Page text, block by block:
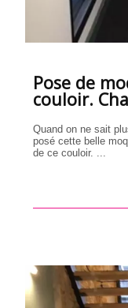
Pose de
couloir.
Quand on ne sait
posé cette belle
de ce couloir. ...